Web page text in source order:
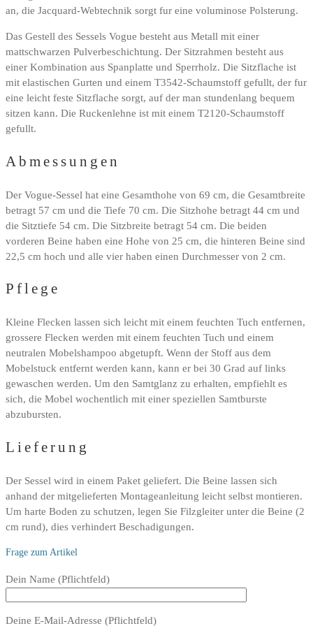
an, die Jacquard-Webtechnik sorgt fur eine voluminose Polsterung.
Das Gestell des Sessels Vogue besteht aus Metall mit einer
mattschwarzen Pulverbeschichtung. Der Sitzrahmen besteht aus
einer Kombination aus Spanplatte und Sperrholz. Die Sitzflache ist
mit elastischen Gurten und einem T3542-Schaumstoff gefullt, der fur
eine leicht feste Sitzflache sorgt, auf der man stundenlang bequem
sitzen kann. Die Ruckenlehne ist mit einem T2120-Schaumstoff
gefullt.
Abmessungen
Der Vogue-Sessel hat eine Gesamthohe von 69 cm, die Gesamtbreite
betragt 57 cm und die Tiefe 70 cm. Die Sitzhohe betragt 44 cm und
die Sitztiefe 54 cm. Die Sitzbreite betragt 54 cm. Die beiden
vorderen Beine haben eine Hohe von 25 cm, die hinteren Beine sind
22,5 cm hoch und alle vier haben einen Durchmesser von 2 cm.
Pflege
Kleine Flecken lassen sich leicht mit einem feuchten Tuch entfernen,
grossere Flecken werden mit einem feuchten Tuch und einem
neutralen Mobelshampoo abgetupft. Wenn der Stoff aus dem
Mobelstuck entfernt werden kann, kann er bei 30 Grad auf links
gewaschen werden. Um den Samtglanz zu erhalten, empfiehlt es
sich, die Mobel wochentlich mit einer speziellen Samtburste
abzubursten.
Lieferung
Der Sessel wird in einem Paket geliefert. Die Beine lassen sich
anhand der mitgelieferten Montageanleitung leicht selbst montieren.
Um harte Boden zu schutzen, legen Sie Filzgleiter unter die Beine (2
cm rund), dies verhindert Beschadigungen.
Frage zum Artikel
Bitte
Dein Name (Pflichtfeld)
Deine E-Mail-Adresse (Pflichtfeld)